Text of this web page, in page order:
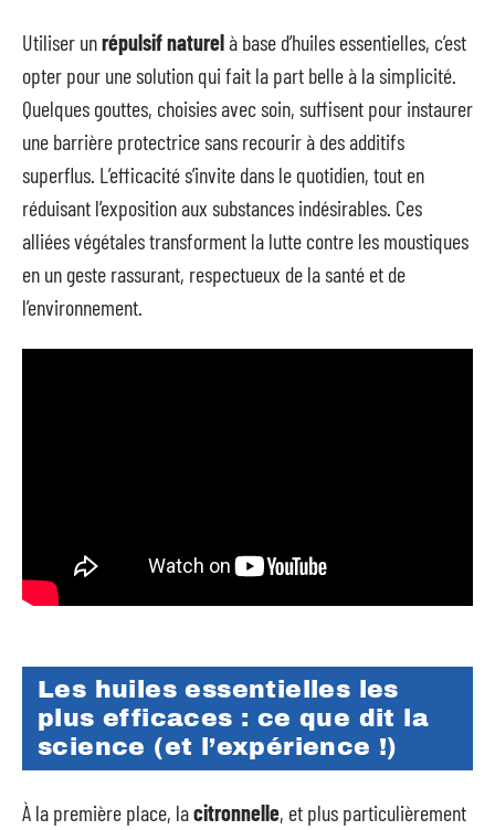
Utiliser unrépulsif naturelà base d’huiles essentielles, c’est
opter pour une solution qui fait la part belle à la simplicité.
Quelques gouttes, choisies avec soin, suffisent pour instaurer
une barrière protectrice sans recourir à des additifs
superflus. L’efficacité s’invite dans le quotidien, tout en
réduisant l’exposition aux substances indésirables. Ces
alliées végétales transforment la lutte contre les moustiques
en un geste rassurant, respectueux de la santé et de
l’environnement.
Les huiles essentielles les
plus efficaces : ce que dit la
science (et l’expérience !)
À la première place, lacitronnelle, et plus particulièrement